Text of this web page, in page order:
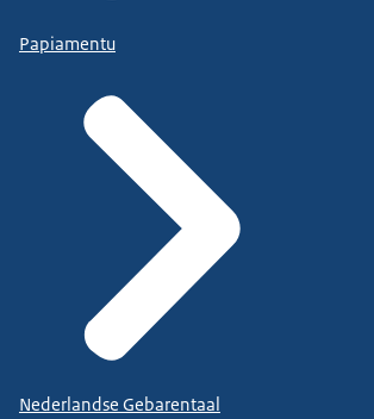
Papiamentu
Nederlandse Gebarentaal